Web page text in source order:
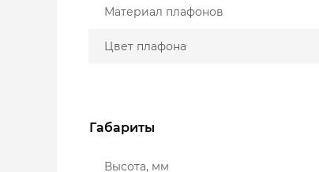
Материал плафонов
Цвет плафона
Габариты
Высота, мм